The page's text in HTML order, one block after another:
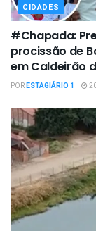
CIDADES
#Chapada:
procissão de
em Caldeirão
PORESTAGIÁRIO 1